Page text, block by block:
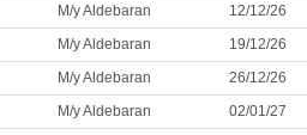
M/y Aldebaran 12/12/26
M/y Aldebaran 19/12/26
M/y Aldebaran 26/12/26
M/y Aldebaran 02/01/27